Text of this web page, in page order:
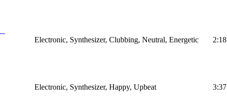
Electronic, Synthesizer, Clubbing, Neutral, Energetic 2:18
Electronic, Synthesizer, Happy, Upbeat 3:37